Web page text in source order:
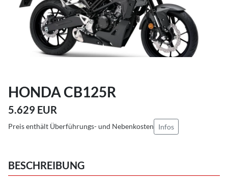
HONDA CB125R
5.629 EUR
Preis enthält Überführungs- und Nebenkosten Infos
BESCHREIBUNG